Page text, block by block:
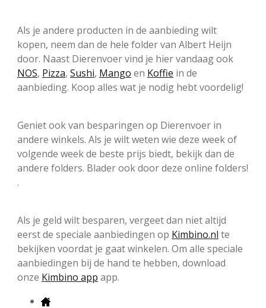
Als je andere producten in de aanbieding wilt
kopen, neem dan de hele folder van Albert Heijn
door. Naast Dierenvoer vind je hier vandaag ook
NOS, Pizza, Sushi, Mango en Koffie in de
aanbieding. Koop alles wat je nodig hebt voordelig!
Geniet ook van besparingen op Dierenvoer in
andere winkels. Als je wilt weten wie deze week of
volgende week de beste prijs biedt, bekijk dan de
andere folders. Blader ook door deze online folders!
.
Als je geld wilt besparen, vergeet dan niet altijd
eerst de speciale aanbiedingen op Kimbino.nl te
bekijken voordat je gaat winkelen. Om alle speciale
aanbiedingen bij de hand te hebben, download
onze Kimbino app app.